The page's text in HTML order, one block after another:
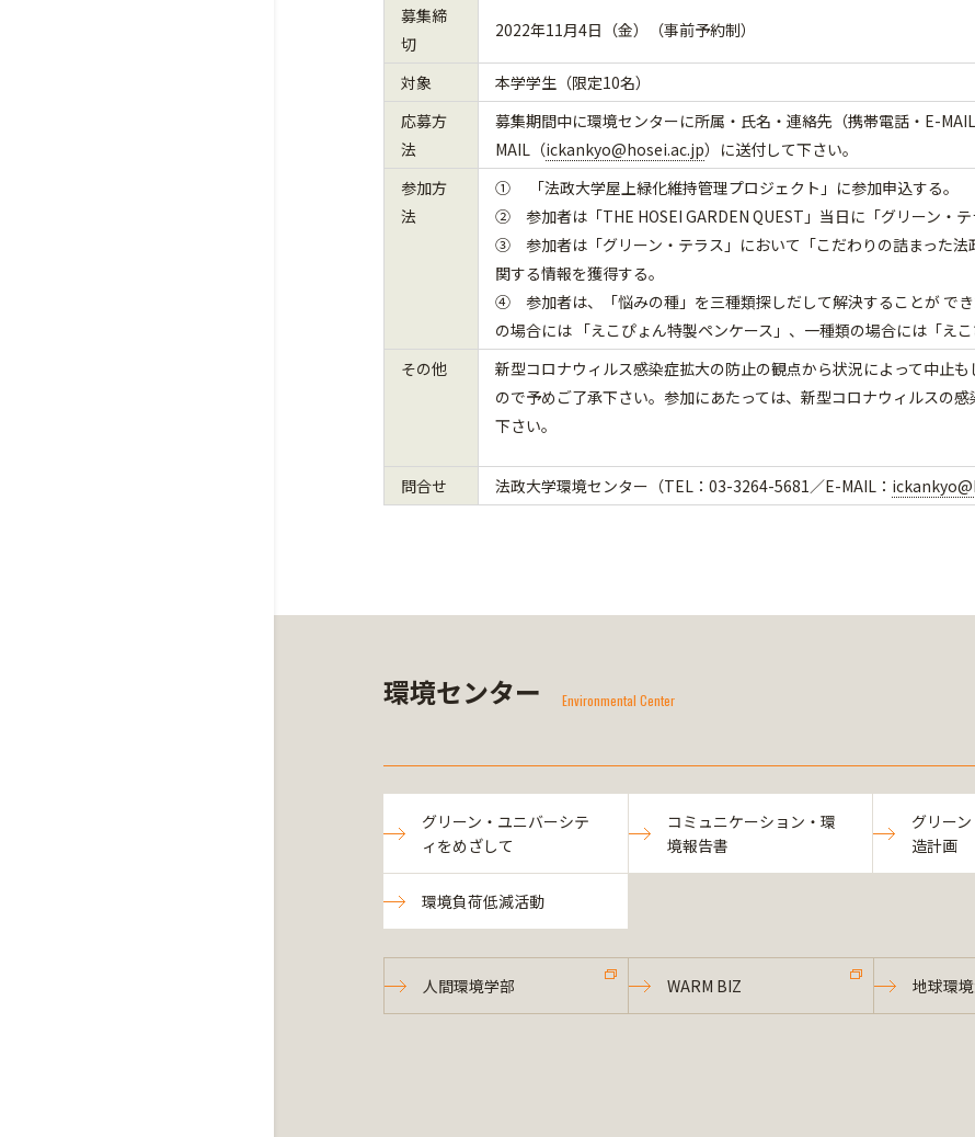
募集締
切
2022年11月4日（金）（事前予約制）
対象
本学学生（限定10名）
応募方
法
募集期間中に環境センターに所属・氏名・連絡先（携帯電話・E-
MAIL（ickankyo@hosei.ac.jp）に送付して下さい。
参加方
法
① 「法政大学屋上緑化維持管理プロジェクト」に参加申込する。
② 参加者は「THE HOSEI GARDEN QUEST」当日に「グリーン・
③ 参加者は「グリーン・テラス」において「こだわりの詰まった法
関する情報を獲得する。
④ 参加者は、「悩みの種」を三種類探しだして解決することが で
の場合には 「えこぴょん特製ペンケース」、一種類の場合には「え
その他
新型コロナウィルス感染症拡大の防止の観点から状況によって中止
ので予めご了承下さい。参加にあたっては、新型コロナウィルスの
下さい。
問合せ 法政大学環境センター（TEL：03-3264-5681／E-MAIL：
環境センター Environmental Center
グリーン・ユニバーシテ
ィをめざして
コミュニケーション・環
境報告書
グリー
造計画
環境負荷低減活動
人間環境学部 WARM BIZ 地球環